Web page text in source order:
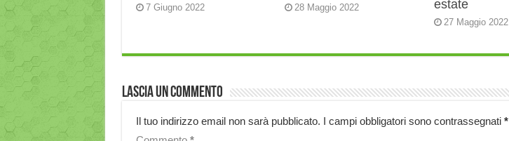
7 Giugno 2022 28 Maggio 2022
estate
27 Maggio 2022
Lascia un commento
Il tuo indirizzo email non sarà pubblicato. I campi obbligatori sono contrassegnati *